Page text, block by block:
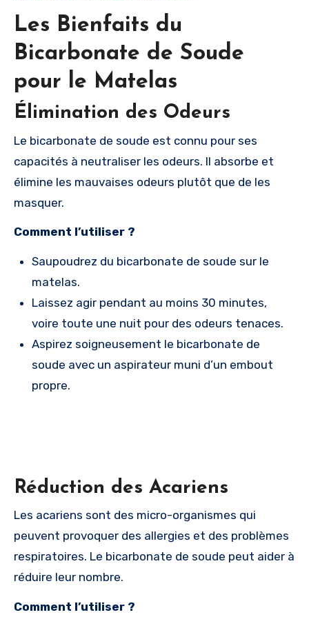
Les Bienfaits du
Bicarbonate de Soude
pour le Matelas
Élimination des Odeurs
Le bicarbonate de soude est connu pour ses
capacités à neutraliser les odeurs. Il absorbe et
élimine les mauvaises odeurs plutôt que de les
masquer.
Comment l’utiliser ?
Saupoudrez du bicarbonate de soude sur le
matelas.
Laissez agir pendant au moins 30 minutes,
voire toute une nuit pour des odeurs tenaces.
Aspirez soigneusement le bicarbonate de
soude avec un aspirateur muni d’un embout
propre.
Réduction des Acariens
Les acariens sont des micro-organismes qui
peuvent provoquer des allergies et des problèmes
respiratoires. Le bicarbonate de soude peut aider à
réduire leur nombre.
Comment l’utiliser ?